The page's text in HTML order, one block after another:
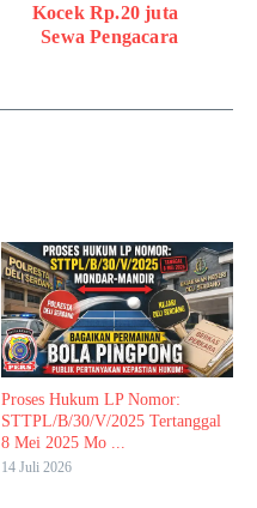
Kocek Rp.20 juta
Sewa Pengacara
Proses Hukum LP Nomor:
STTPL/B/30/V/2025 Tertanggal
8 Mei 2025 Mo ...
14 Juli 2026